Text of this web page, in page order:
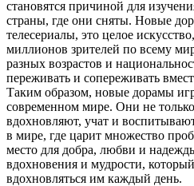
становятся причиной для
страны, где они сняты. Новые
телесериалы, это целое
миллионов зрителей по всему
разных возрастов и
переживать и сопереживать
Таким образом, новые дорамы
современном мире. Они не
вдохновляют, учат и
в мире, где царит множество
место для добра, любви и
вдохновения и мудрости,
вдохновляться им каждый день.